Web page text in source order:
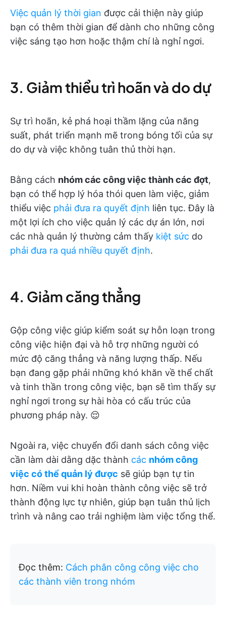
Việc quản lý thời gian được cải thiện này giúp
bạn có thêm thời gian để dành cho những công
việc sáng tạo hơn hoặc thậm chí là nghỉ ngơi.
3. Giảm thiểu trì hoãn và do dự
Sự trì hoãn, kẻ phá hoại thầm lặng của năng
suất, phát triển mạnh mẽ trong bóng tối của sự
do dự và việc không tuân thủ thời hạn.
Bằng cách nhóm các công việc thành các đợt,
bạn có thể hợp lý hóa thói quen làm việc, giảm
thiểu việc phải đưa ra quyết định liên tục. Đây là
một lợi ích cho việc quản lý các dự án lớn, nơi
các nhà quản lý thường cảm thấy kiệt sức do
phải đưa ra quá nhiều quyết định.
4. Giảm căng thẳng
Gộp công việc giúp kiểm soát sự hỗn loạn trong
công việc hiện đại và hỗ trợ những người có
mức độ căng thẳng và năng lượng thấp. Nếu
bạn đang gặp phải những khó khăn về thể chất
và tinh thần trong công việc, bạn sẽ tìm thấy sự
nghỉ ngơi trong sự hài hòa có cấu trúc của
phương pháp này. 😌
Ngoài ra, việc chuyển đổi danh sách công việc
cần làm dài dằng dặc thành các nhóm công
việc có thể quản lý được sẽ giúp bạn tự tin
hơn. Niềm vui khi hoàn thành công việc sẽ trở
thành động lực tự nhiên, giúp bạn tuân thủ lịch
trình và nâng cao trải nghiệm làm việc tổng thể.
Đọc thêm: Cách phân công công việc cho
các thành viên trong nhóm